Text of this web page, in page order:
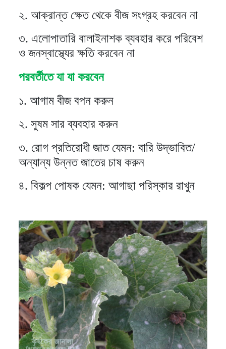
২. আক্রান্ত ক্ষেত থেকে বীজ সংগ্রহ করবেন না
৩. এলোপাতারি বালাইনাশক ব্যবহার করে পরিবেশ
ও জনস্বাস্থ্যের ক্ষতি করবেন না
পরবর্তীতে যা যা করবেন
১. আগাম বীজ বপন করুন
২. সুষম সার ব্যবহার করুন
৩. রোগ প্রতিরোধী জাত যেমন: বারি উদ্ভাবিত/
অন্যান্য উন্নত জাতের চাষ করুন
৪. বিকল্প পোষক যেমন: আগাছা পরিস্কার রাখুন